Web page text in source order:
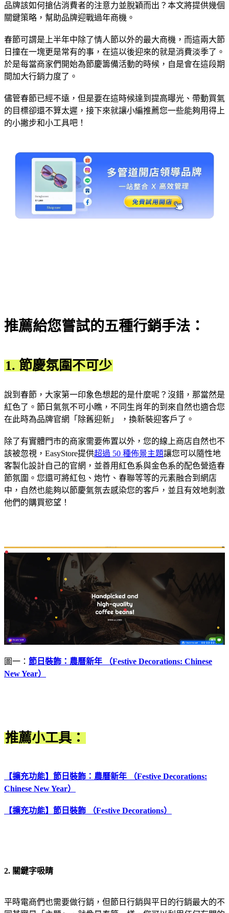
品牌該如何搶佔消費者的注意力並脫穎而出？本文將提供幾個
關鍵策略，幫助品牌迎戰過年商機。
春節可謂是上半年中除了情人節以外的最大商機，而這兩大節
日撞在一塊更是常有的事，在這以後迎來的就是消費淡季了。
於是每當商家們開始為節慶籌備活動的時候，自是會在這段期
間加大行銷力度了。
儘管春節已經不遠，但是要在這時候達到提高曝光、帶動買氣
的目標卻還不算太遲，接下來就讓小編推薦您一些能夠用得上
的小撇步和小工具吧！
推薦給您嘗試的五種行銷手法：
1. 節慶氛圍不可少
說到春節，大家第一印象色想起的是什麼呢？沒錯，那當然是
紅色了。節日氣氛不可小瞧，不同生肖年的到來自然也適合您
在此時為品牌官網「除舊迎新」 ，換新裝迎客戶了。
除了有實體門市的商家需要佈置以外，您的線上商店自然也不
該被忽視，EasyStore提供超過 50 種佈景主題讓您可以隨性地
客製化設計自己的官網，並善用紅色系與金色系的配色營造春
節氛圍。您還可將紅包、炮竹、春聯等等的元素融合到網店
中，自然也能夠以節慶氣氛去感染您的客戶，並且有效地刺激
他們的購買慾望！
圖一： 節日裝飾：農曆新年 （Festive Decorations: Chinese
New Year）
推薦小工具：
【擴充功能】節日裝飾：農曆新年 （Festive Decorations:
Chinese New Year）
【擴充功能】節日裝飾 （Festive Decorations）
2. 關鍵字吸睛
平時電商們也需要做行銷，但節日行銷與平日的行銷最大的不